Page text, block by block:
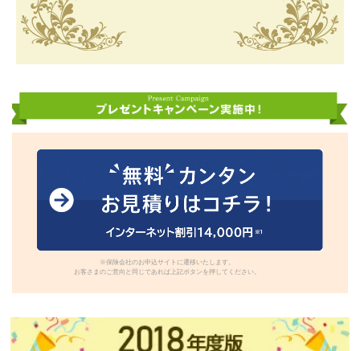
※保険会社のお申込サイトに遷移いたします。
お客さまのご意向と同じであれば上記ボタンを押してください。